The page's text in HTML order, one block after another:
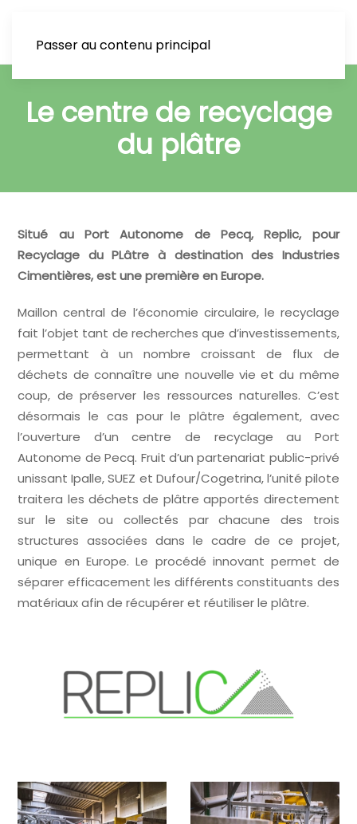
Passer au contenu principal
Le centre de recyclage
du plâtre
Situé au Port Autonome de Pecq, Replic, pour
Recyclage du PLâtre à destination des Industries
Cimentières, est une première en Europe.
Maillon central de l’économie circulaire, le recyclage
fait l’objet tant de recherches que d’investissements,
permettant à un nombre croissant de flux de
déchets de connaître une nouvelle vie et du même
coup, de préserver les ressources naturelles. C’est
désormais le cas pour le plâtre également, avec
l’ouverture d’un centre de recyclage au Port
Autonome de Pecq. Fruit d’un partenariat public-privé
unissant Ipalle, SUEZ et Dufour/Cogetrina, l’unité pilote
traitera les déchets de plâtre apportés directement
sur le site ou collectés par chacune des trois
structures associées dans le cadre de ce projet,
unique en Europe. Le procédé innovant permet de
séparer efficacement les différents constituants des
matériaux afin de récupérer et réutiliser le plâtre.